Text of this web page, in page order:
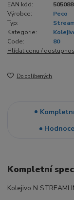
EAN kód:
Výrobce:
Peco
Typ:
Kategorie:
Code:
80
Hlídat cenu /
Do oblíbených
Kompletní
Kolejivo N